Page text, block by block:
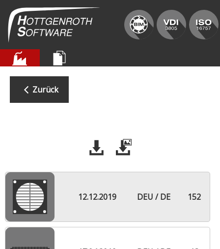
Zurück
12.12.2019 DEU / DE 152